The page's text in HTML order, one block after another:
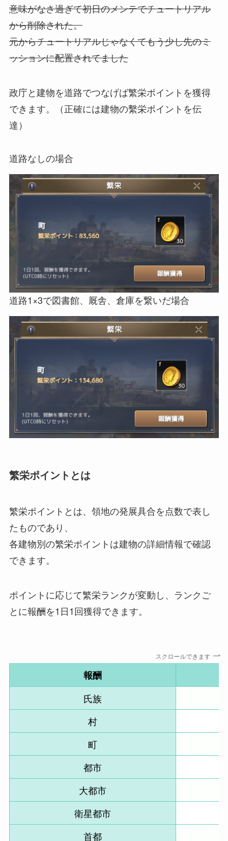
意味がなさ過ぎて初日のメンテでチュートリアル
から削除された。
元からチュートリアルじゃなくてもう少し先のミ
ッションに配置されてました
政庁と建物を道路でつなげば繁栄ポイントを獲得
できます。（正確には建物の繫栄ポイントを伝
達）
道路なしの場合
道路1×3で図書館、厩舎、倉庫を繋いだ場合
繁栄ポイントとは
繁栄ポイントとは、領地の発展具合を点数で表し
たものであり、
各建物別の繁栄ポイントは建物の詳細情報で確認
できます。
ポイントに応じて繁栄ランクが変動し、ランクご
とに報酬を1日1回獲得できます。
スクロールできます
報酬
氏族
村
町
都市
大都市
衛星都市
首都